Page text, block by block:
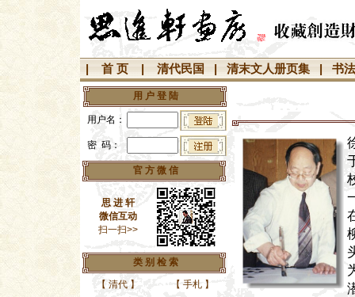
首 页 清代民国 清末文人册页集 书
用 户 登 陆
用户名：
密 码：
官 方 微 信
思 进 轩
微信互动
扫一扫>>
类 别 检 索
【 清代 】 【 手札 】